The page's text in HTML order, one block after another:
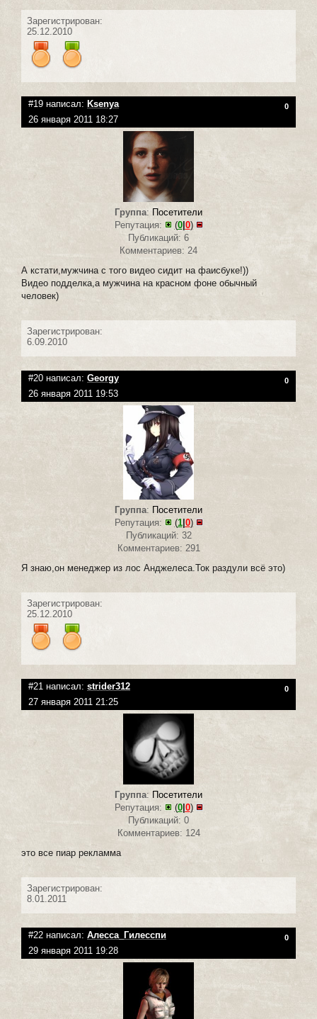
Зарегистрирован:
25.12.2010
#19 написал: Ksenya 0
26 января 2011 18:27
Группа: Посетители
Репутация:
(0|0)
Публикаций: 6
Комментариев: 24
А кстати,мужчина с того видео сидит на фаисбуке!))
Видео подделка,а мужчина на красном фоне обычный
человек)
Зарегистрирован:
6.09.2010
#20 написал: Georgy 0
26 января 2011 19:53
Группа: Посетители
Репутация:
(1| 0)
Публикаций: 32
Комментариев: 291
Я знаю,он менеджер из лос Анджелеса.Ток раздули всё это)
Зарегистрирован:
25.12.2010
#21 написал: strider312 0
27 января 2011 21:25
Группа: Посетители
Репутация:
(0| 0)
Публикаций: 0
Комментариев: 124
это все пиар рекламма
Зарегистрирован:
8.01.2011
#22 написал: Алесса_Гилесспи 0
29 января 2011 19:28